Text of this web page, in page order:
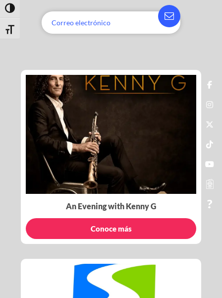
Toggle High Contrast
Toggle Font size
An Evening with Kenny G
Conoce más